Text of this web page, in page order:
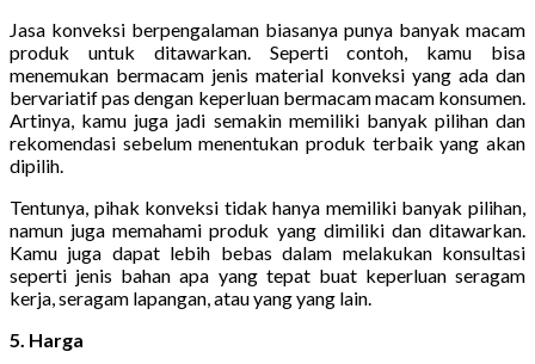
Jasa konveksi berpengalaman biasanya punya banyak macam
produk untuk ditawarkan. Seperti contoh, kamu bisa
menemukan bermacam jenis material konveksi yang ada dan
bervariatif pas dengan keperluan bermacam macam konsumen.
Artinya, kamu juga jadi semakin memiliki banyak pilihan dan
rekomendasi sebelum menentukan produk terbaik yang akan
dipilih.
Tentunya, pihak konveksi tidak hanya memiliki banyak pilihan,
namun juga memahami produk yang dimiliki dan ditawarkan.
Kamu juga dapat lebih bebas dalam melakukan konsultasi
seperti jenis bahan apa yang tepat buat keperluan seragam
kerja, seragam lapangan, atau yang yang lain.
5. Harga